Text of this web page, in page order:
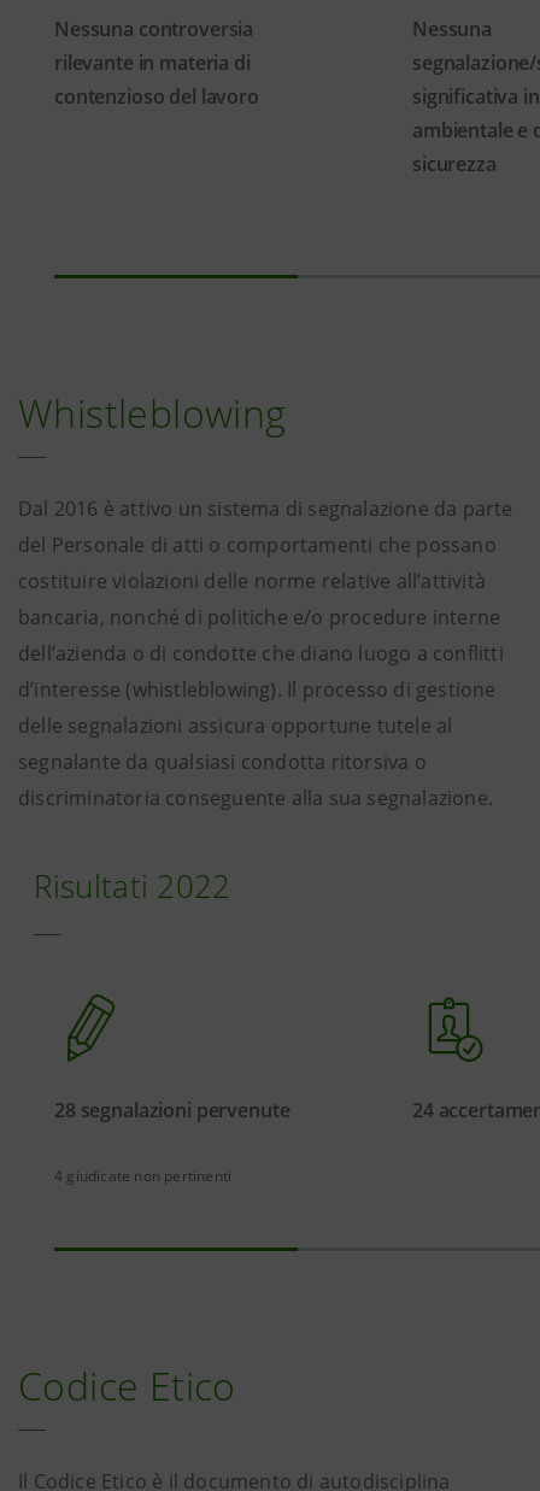
Nessuna controversia
rilevante in materia di
contenzioso del lavoro
Nessuna
significativa
ambientale e
sicurezza
Whistleblowing
Dal 2016 è attivo un sistema di segnalazione da parte
del Personale di atti o comportamenti che possano
costituire violazioni delle norme relative all’attività
bancaria, nonché di politiche e/o procedure interne
dell’azienda o di condotte che diano luogo a conflitti
d’interesse (whistleblowing). Il processo di gestione
delle segnalazioni assicura opportune tutele al
segnalante da qualsiasi condotta ritorsiva o
discriminatoria conseguente alla sua segnalazione.
Risultati 2022
28 segnalazioni pervenute
4 giudicate non pertinenti
24
Codice Etico
Il Codice Etico è il documento di autodisciplina